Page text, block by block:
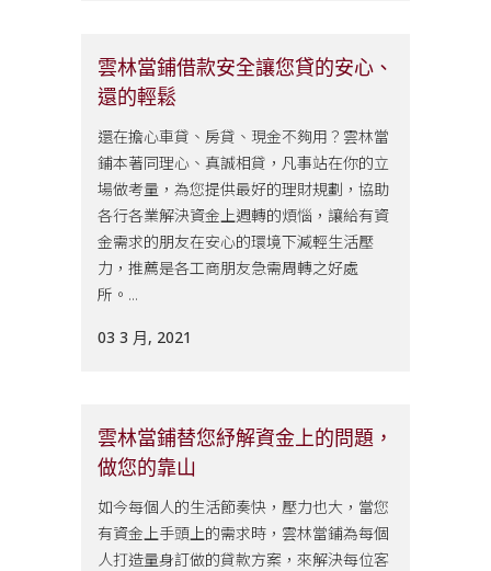
雲林當鋪借款安全讓您貸的安心、
還的輕鬆
還在擔心車貸、房貸、現金不夠用？雲林當
鋪本著同理心、真誠相貸，凡事站在你的立
場做考量，為您提供最好的理財規劃，協助
各行各業解決資金上週轉的煩惱，讓給有資
金需求的朋友在安心的環境下減輕生活壓
力，推薦是各工商朋友急需周轉之好處
所。...
03 3 月, 2021
雲林當鋪替您紓解資金上的問題，
做您的靠山
如今每個人的生活節奏快，壓力也大，當您
有資金上手頭上的需求時，雲林當鋪為每個
人打造量身訂做的貸款方案，來解決每位客